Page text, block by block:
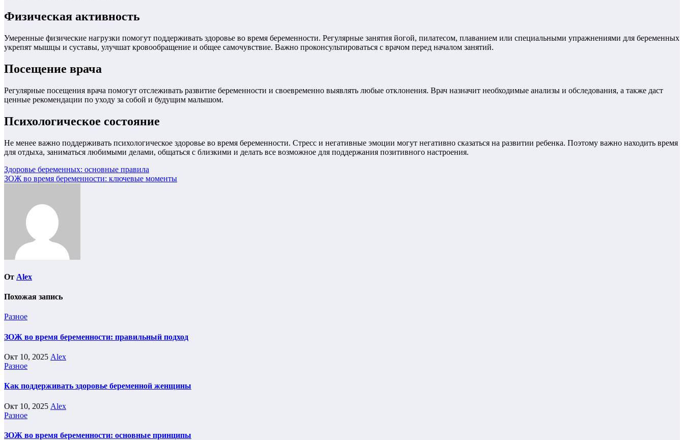
Физическая активность
Умеренные физические нагрузки помогут поддерживать здоровье во время беременности. Регулярные занятия йогой, пилатесом, плаванием или специальными упражнениями для беременных
укрепят мышцы и суставы, улучшат кровообращение и общее самочувствие. Важно проконсультироваться с врачом перед началом занятий.
Посещение врача
Регулярные посещения врача помогут отслеживать развитие беременности и своевременно выявлять любые отклонения. Врач назначит необходимые анализы и обследования, а также даст
ценные рекомендации по уходу за собой и будущим малышом.
Психологическое состояние
Не менее важно поддерживать психологическое здоровье во время беременности. Стресс и негативные эмоции могут негативно сказаться на развитии ребенка. Поэтому важно находить время
для отдыха, заниматься любимыми делами, общаться с близкими и делать все возможное для поддержания позитивного настроения.
Навигация
по
Здоровье беременных: основные правила
ЗОЖ во время беременности: ключевые моменты
От Alex
Похожая запись
Разное
ЗОЖ во время беременности: правильный подход
Окт 10, 2025 Alex
Разное
Как поддерживать здоровье беременной женщины
Окт 10, 2025 Alex
Разное
ЗОЖ во время беременности: основные принципы